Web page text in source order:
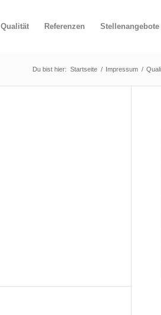
Qualität Referenzen Stellenangebote
Du bist hier: Startseite / Impressum /